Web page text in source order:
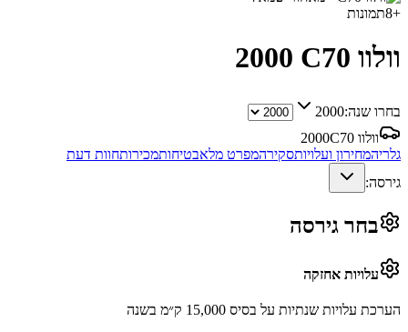
+
8תמונות
וולוו C70 2000
בחרו שנה:2000
וולוו C70
2000
גלריהמחירון ועלויותסקירהמפרט מלאבטיחותמכירותחוות דעת
גירסה:
בחר גירסה
עלויות אחזקה
הערכת עלויות שנתיות על בסיס 15,000 ק״מ בשנה